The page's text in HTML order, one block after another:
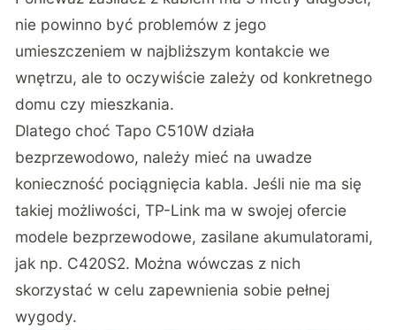
nie powinno być problemów z jego
umieszczeniem w najbliższym kontakcie we
wnętrzu, ale to oczywiście zależy od konkretnego
domu czy mieszkania.
Dlatego choć Tapo C510W działa
bezprzewodowo, należy mieć na uwadze
konieczność pociągnięcia kabla. Jeśli nie ma się
takiej możliwości, TP-Link ma w swojej ofercie
modele bezprzewodowe, zasilane akumulatorami,
jak np. C420S2. Można wówczas z nich
skorzystać w celu zapewnienia sobie pełnej
wygody.